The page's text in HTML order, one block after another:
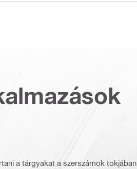
a tárgyakat a szerszámok tokjában